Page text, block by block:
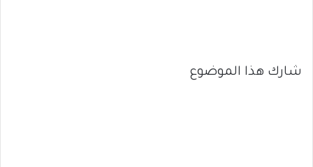
شارك هذا الموضوع